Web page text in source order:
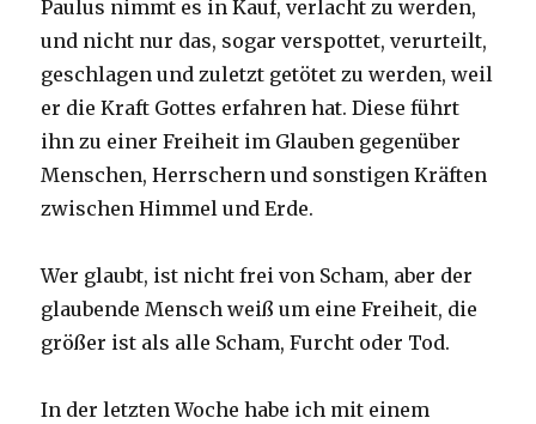
Paulus nimmt es in Kauf, verlacht zu werden,
und nicht nur das, sogar verspottet, verurteilt,
geschlagen und zuletzt getötet zu werden, weil
er die Kraft Gottes erfahren hat. Diese führt
ihn zu einer Freiheit im Glauben gegenüber
Menschen, Herrschern und sonstigen Kräften
zwischen Himmel und Erde.
Wer glaubt, ist nicht frei von Scham, aber der
glaubende Mensch weiß um eine Freiheit, die
größer ist als alle Scham, Furcht oder Tod.
In der letzten Woche habe ich mit einem